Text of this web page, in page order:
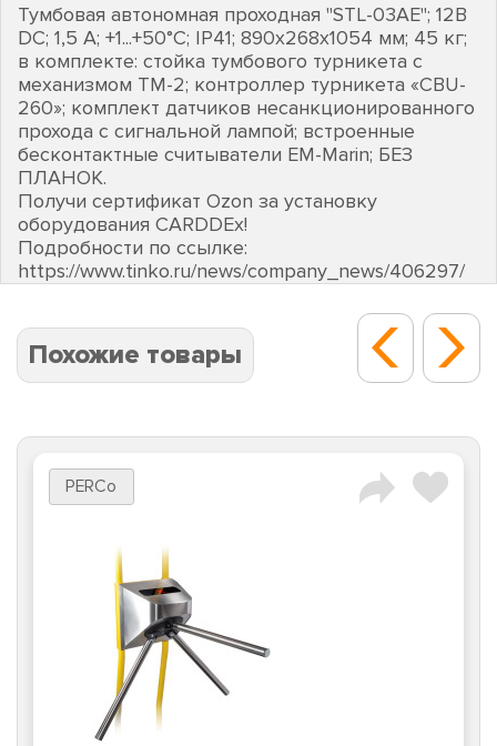
Тумбовая автономная проходная "STL-03AE"; 12В
DC; 1,5 А; +1...+50°C; IP41; 890х268х1054 мм; 45 кг;
в комплекте: стойка тумбового турникета с
механизмом ТМ-2; контроллер турникета «CBU-
260»; комплект датчиков несанкционированного
прохода с сигнальной лампой; встроенные
бесконтактные считыватели EM-Marin; БЕЗ
ПЛАНОК.
Получи сертификат Ozon за установку
оборудования CARDDEх!
Подробности по ссылке:
https://www.tinko.ru/news/company_news/406297/
Похожие товары
PERCo